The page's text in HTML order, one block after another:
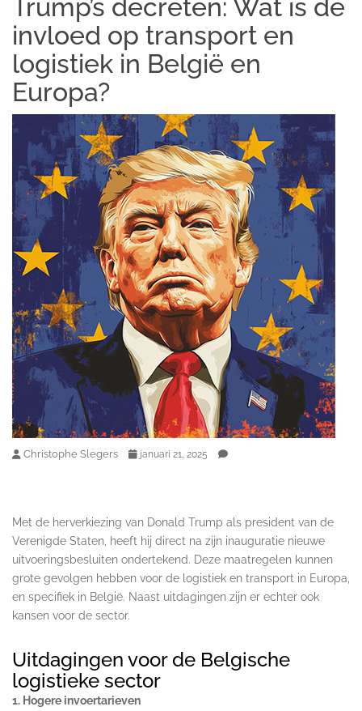
Trump’s decreten: Wat is de
invloed op transport en
logistiek in België en
Europa?
Christophe Slegers januari 21, 2025
Met de herverkiezing van Donald Trump als president van de
Verenigde Staten, heeft hij direct na zijn inauguratie nieuwe
uitvoeringsbesluiten ondertekend. Deze maatregelen kunnen
grote gevolgen hebben voor de logistiek en transport in Europa,
en specifiek in België. Naast uitdagingen zijn er echter ook
kansen voor de sector.
Uitdagingen voor de Belgische
logistieke sector
1. Hogere invoertarieven